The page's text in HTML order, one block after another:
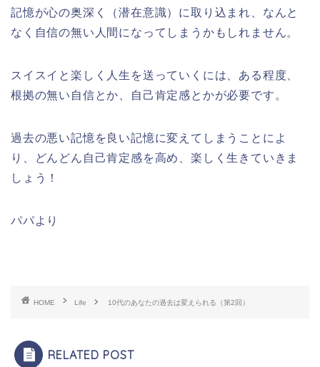
記憶が心の奥深く（潜在意識）に取り込まれ、なんと
なく自信の無い人間になってしまうかもしれません。
スイスイと楽しく人生を送っていくには、ある程度、
根拠の無い自信とか、自己肯定感とかが必要です。
過去の悪い記憶を良い記憶に変えてしまうことによ
り、どんどん自己肯定感を高め、楽しく生きていきま
しょう！
パパより
HOME Life 10代のあなたの過去は変えられる（第2回）
RELATED POST